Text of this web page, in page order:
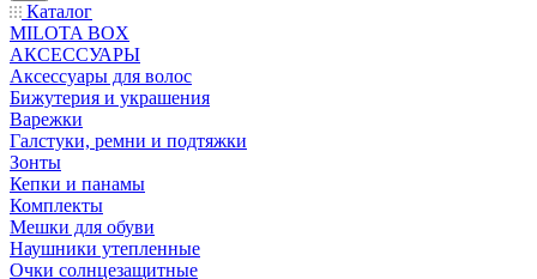
Каталог
MILOTA BOX
АКСЕССУАРЫ
Аксессуары для волос
Бижутерия и украшения
Варежки
Галстуки, ремни и подтяжки
Зонты
Кепки и панамы
Комплекты
Мешки для обуви
Наушники утепленные
Очки солнцезащитные